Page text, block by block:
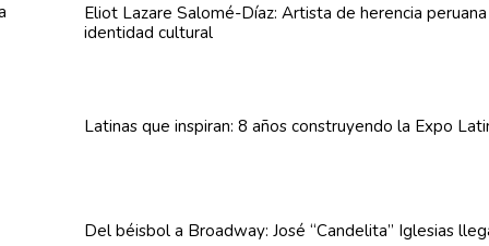
Eliot Lazare Salomé-Díaz: Artista de herencia
identidad cultural
Latinas que inspiran: 8 años construyendo la Expo
Del béisbol a Broadway: José “Candelita” Iglesias